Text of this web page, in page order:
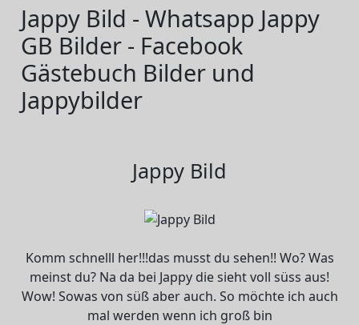
Jappy Bild - Whatsapp Jappy
GB Bilder - Facebook
Gästebuch Bilder und
Jappybilder
Jappy Bild
Komm schnelll her!!!das musst du sehen!! Wo? Was
meinst du? Na da bei Jappy die sieht voll süss aus!
Wow! Sowas von süß aber auch. So möchte ich auch
mal werden wenn ich groß bin